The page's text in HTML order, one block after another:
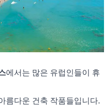
에서는 많은 유럽인들이 휴
름다운 건축 작품들입니다.